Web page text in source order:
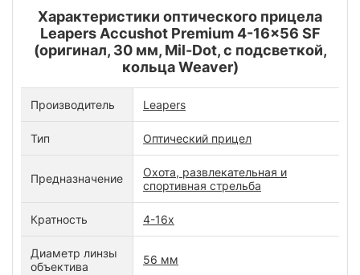
Характеристики оптического прицела
Leapers Accushot Premium 4-16x56 SF
(оригинал, 30 мм, Mil-Dot, с подсветкой,
кольца Weaver)
Производитель Leapers
Тип Оптический прицел
Предназначение
Охота, развлекательная и
спортивная стрельба
Кратность 4-16x
Диаметр линзы
объектива
56 мм